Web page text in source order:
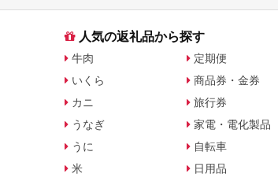
人気の返礼品から探す
牛肉
いくら
カニ
うなぎ
うに
米
定期便
商品券・金券
旅行券
家電・電化製品
自転車
日用品